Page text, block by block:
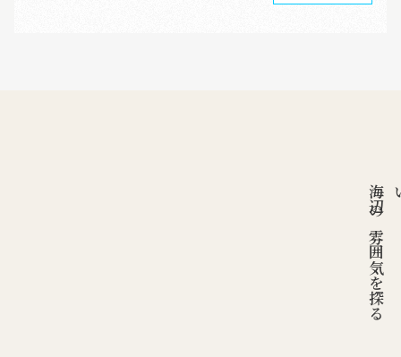
海辺の雰囲気を探る